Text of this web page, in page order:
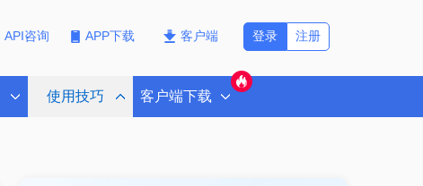
API咨询 APP下载 客户端 注册
登录
使用技巧 客户端下载